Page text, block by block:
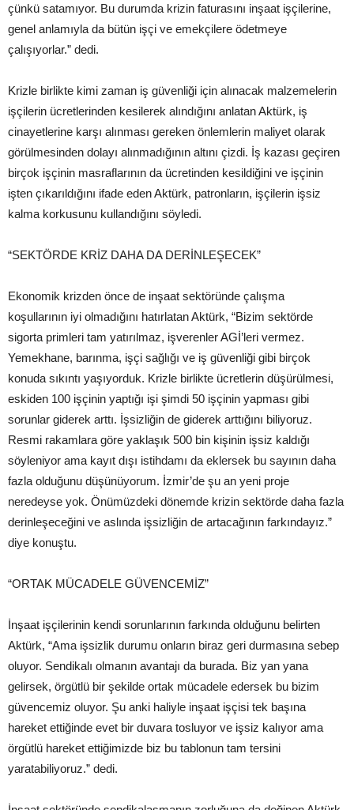
çünkü satamıyor. Bu durumda krizin faturasını inşaat işçilerine,
genel anlamıyla da bütün işçi ve emekçilere ödetmeye
çalışıyorlar.” dedi.
Krizle birlikte kimi zaman iş güvenliği için alınacak malzemelerin
işçilerin ücretlerinden kesilerek alındığını anlatan Aktürk, iş
cinayetlerine karşı alınması gereken önlemlerin maliyet olarak
görülmesinden dolayı alınmadığının altını çizdi. İş kazası geçiren
birçok işçinin masraflarının da ücretinden kesildiğini ve işçinin
işten çıkarıldığını ifade eden Aktürk, patronların, işçilerin işsiz
kalma korkusunu kullandığını söyledi.
“SEKTÖRDE KRİZ DAHA DA DERİNLEŞECEK”
Ekonomik krizden önce de inşaat sektöründe çalışma
koşullarının iyi olmadığını hatırlatan Aktürk, “Bizim sektörde
sigorta primleri tam yatırılmaz, işverenler AGİ’leri vermez.
Yemekhane, barınma, işçi sağlığı ve iş güvenliği gibi birçok
konuda sıkıntı yaşıyorduk. Krizle birlikte ücretlerin düşürülmesi,
eskiden 100 işçinin yaptığı işi şimdi 50 işçinin yapması gibi
sorunlar giderek arttı. İşsizliğin de giderek arttığını biliyoruz.
Resmi rakamlara göre yaklaşık 500 bin kişinin işsiz kaldığı
söyleniyor ama kayıt dışı istihdamı da eklersek bu sayının daha
fazla olduğunu düşünüyorum. İzmir’de şu an yeni proje
neredeyse yok. Önümüzdeki dönemde krizin sektörde daha fazla
derinleşeceğini ve aslında işsizliğin de artacağının farkındayız.”
diye konuştu.
“ORTAK MÜCADELE GÜVENCEMİZ”
İnşaat işçilerinin kendi sorunlarının farkında olduğunu belirten
Aktürk, “Ama işsizlik durumu onların biraz geri durmasına sebep
oluyor. Sendikalı olmanın avantajı da burada. Biz yan yana
gelirsek, örgütlü bir şekilde ortak mücadele edersek bu bizim
güvencemiz oluyor. Şu anki haliyle inşaat işçisi tek başına
hareket ettiğinde evet bir duvara tosluyor ve işsiz kalıyor ama
örgütlü hareket ettiğimizde biz bu tablonun tam tersini
yaratabiliyoruz.” dedi.